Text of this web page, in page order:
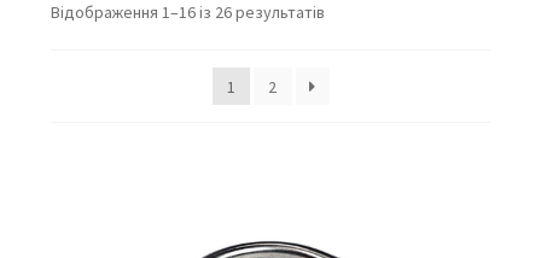
Відображення 1–16 із 26 результатів
1 2